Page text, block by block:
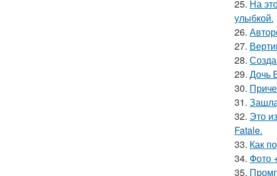
25. На
улыбкой.
26.
27.
28.
29. Дочь
30.
31.
32. Это
Fatale.
33. Как
34. Фото
35.